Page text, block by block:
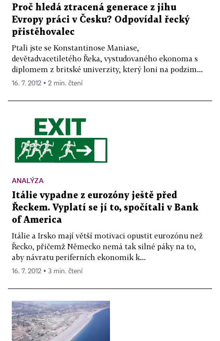
Proč hledá ztracená generace z jihu
Evropy práci v Česku? Odpovídal řecký
přistěhovalec
Ptali jste se Konstantinose Maniase,
devětadvacetiletého Řeka, vystudovaného ekonoma s
diplomem z britské univerzity, který loni na podzim...
16. 7. 2012 ▪ 2 min. čtení
ANALÝZA
Itálie vypadne z eurozóny ještě před
Řeckem. Vyplatí se jí to, spočítali v Bank
of America
Itálie a Irsko mají větší motivaci opustit eurozónu než
Řecko, přičemž Německo nemá tak silné páky na to,
aby návratu periferních ekonomik k...
16. 7. 2012 ▪ 3 min. čtení